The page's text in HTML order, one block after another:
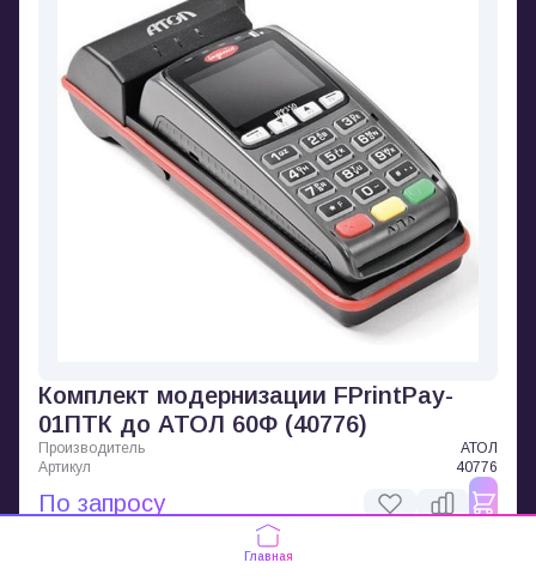
Комплект модернизации FPrintPay-
01ПТК до АТОЛ 60Ф (40776)
Производитель
АТОЛ
Артикул
40776
По запросу
Главная